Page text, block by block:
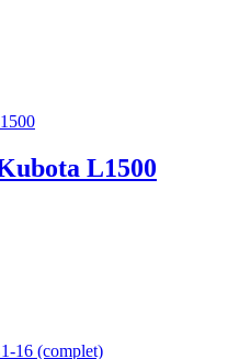
L1500